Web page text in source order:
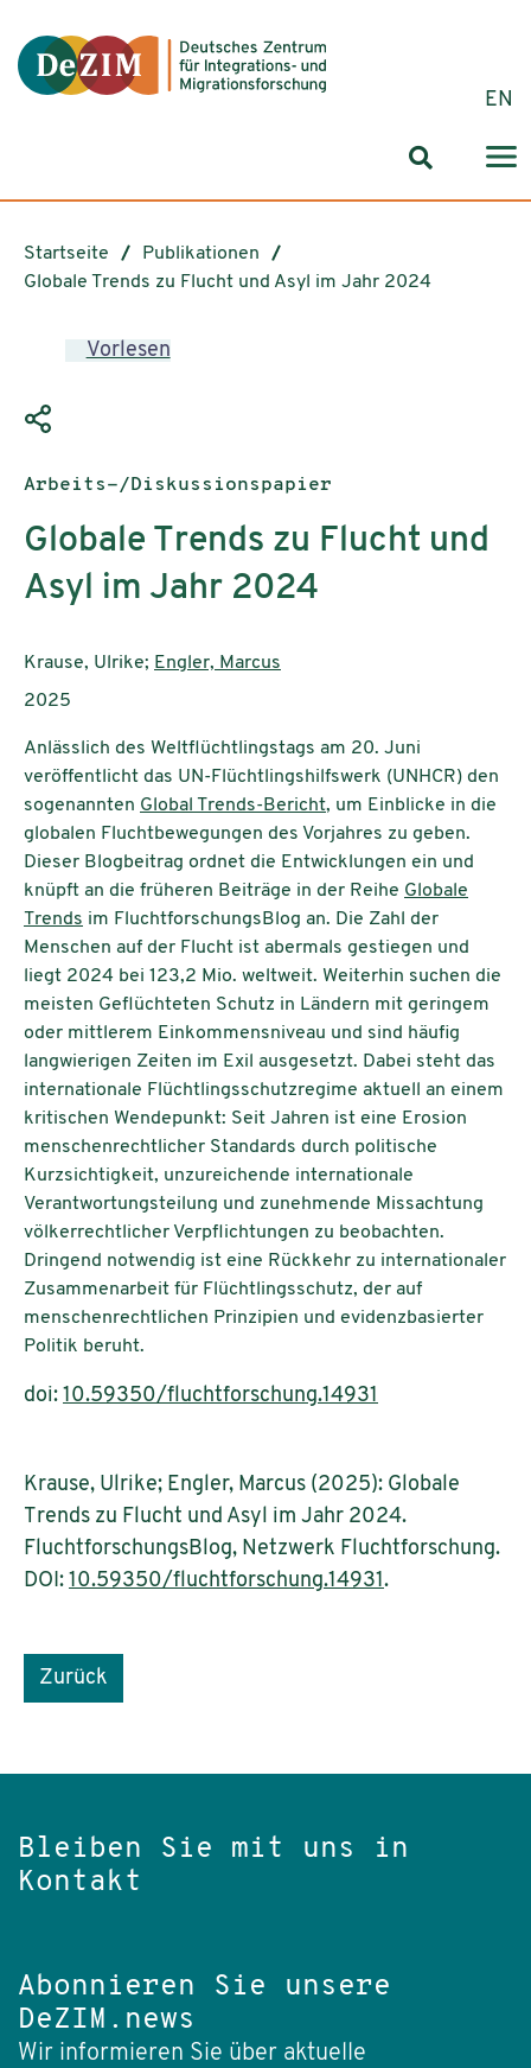
EN
Startseite
Publikationen
Globale Trends zu Flucht und Asyl im Jahr 2024
Vorlesen
Publikationstyp:
Arbeits-/Diskussionspapier
Globale Trends zu Flucht und
Asyl im Jahr 2024
AutorInnen:
Krause, Ulrike; Engler, Marcus
Publikationsjahr:
2025
Anlässlich des Weltflüchtlingstags am 20. Juni
veröffentlicht das UN-Flüchtlingshilfswerk (UNHCR) den
sogenannten Global Trends-Bericht, um Einblicke in die
globalen Fluchtbewegungen des Vorjahres zu geben.
Dieser Blogbeitrag ordnet die Entwicklungen ein und
knüpft an die früheren Beiträge in der Reihe Globale
Trends im FluchtforschungsBlog an. Die Zahl der
Menschen auf der Flucht ist abermals gestiegen und
liegt 2024 bei 123,2 Mio. weltweit. Weiterhin suchen die
meisten Geflüchteten Schutz in Ländern mit geringem
oder mittlerem Einkommensniveau und sind häufig
langwierigen Zeiten im Exil ausgesetzt. Dabei steht das
internationale Flüchtlingsschutzregime aktuell an einem
kritischen Wendepunkt: Seit Jahren ist eine Erosion
menschenrechtlicher Standards durch politische
Kurzsichtigkeit, unzureichende internationale
Verantwortungsteilung und zunehmende Missachtung
völkerrechtlicher Verpflichtungen zu beobachten.
Dringend notwendig ist eine Rückkehr zu internationaler
Zusammenarbeit für Flüchtlingsschutz, der auf
menschenrechtlichen Prinzipien und evidenzbasierter
Politik beruht.
doi: 10.59350/fluchtforschung.14931
Krause, Ulrike; Engler, Marcus (2025): Globale
Trends zu Flucht und Asyl im Jahr 2024.
FluchtforschungsBlog, Netzwerk Fluchtforschung.
DOI: 10.59350/fluchtforschung.14931.
Zurück
Bleiben Sie mit uns in
Kontakt
Abonnieren Sie unsere
DeZIM.news
Wir informieren Sie über aktuelle